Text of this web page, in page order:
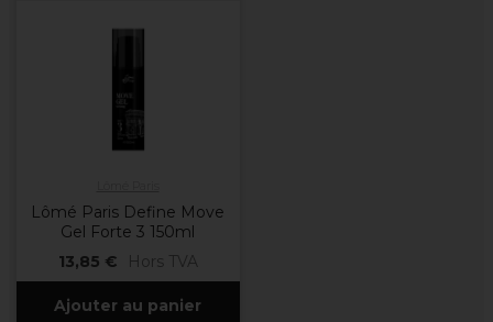
Lômé Paris Define Move
Gel Forte 3 150ml
13,85 €
Hors TVA
Ajouter au panier